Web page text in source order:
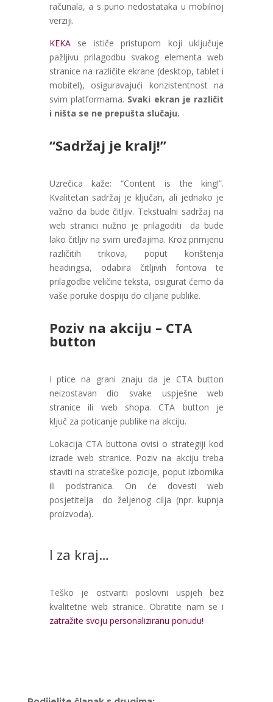
računala, a s puno nedostataka u mobilnoj
verziji.
KEKAse ističe pristupom koji uključuje
pažljivu prilagodbu svakog elementa web
stranice na različite ekrane (desktop, tablet i
mobitel), osiguravajući konzistentnost na
svim platformama. Svaki ekran je različit
i ništa se ne prepušta slučaju.
“Sadržaj je kralj!”
Uzrečica kaže: “Content is the king!”.
Kvalitetan sadržaj je ključan, ali jednako je
važno da bude čitljiv. Tekstualni sadržaj na
web stranici nužno je prilagoditi da bude
lako čitljiv na svim uređajima. Kroz primjenu
različitih trikova, poput korištenja
headingsa, odabira čitljivih fontova te
prilagodbe veličine teksta, osigurat ćemo da
vaše poruke dospiju do ciljane publike.
Poziv na akciju – CTA
button
I ptice na grani znaju da je CTA button
neizostavan dio svake uspješne web
stranice ili web shopa. CTA button je
ključ za poticanje publike na akciju.
Lokacija CTA buttona ovisi o strategiji kod
izrade web stranice. Poziv na akciju treba
staviti na strateške pozicije, poput izbornika
ili podstranica. On će dovesti web
posjetitelja do željenog cilja (npr. kupnja
proizvoda).
I za kraj…
Teško je ostvariti poslovni uspjeh bez
kvalitetne web stranice. Obratite nam se i
zatražite svoju personaliziranu ponudu!